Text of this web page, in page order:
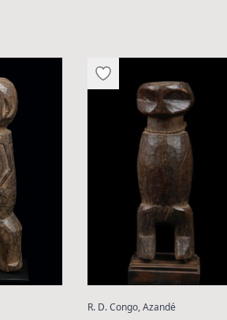
R. D. Congo, Azandé: